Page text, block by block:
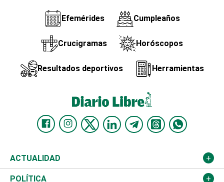
Efemérides Cumpleaños
Crucigramas Horóscopos
Resultados deportivos Herramientas
ACTUALIDAD
Nacional
POLÍTICA